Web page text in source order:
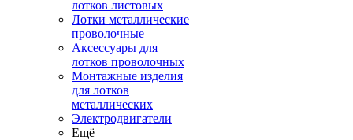
лотков листовых
Лотки металлические
проволочные
Аксессуары для
лотков проволочных
Монтажные изделия
для лотков
металлических
Электродвигатели
Ещё